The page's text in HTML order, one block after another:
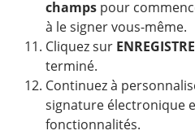
champs pour
à le signer vous-même.
Cliquez sur
terminé.
Continuez à
signature électronique
fonctionnalités.